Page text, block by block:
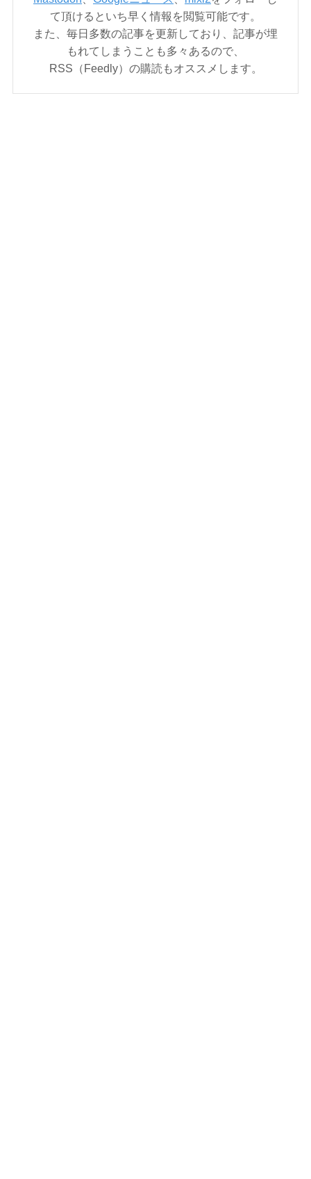
て頂けるといち早く情報を閲覧可能です。
また、毎日多数の記事を更新しており、記事が埋
もれてしまうことも多々あるので、
RSS（Feedly）の購読もオススメします。